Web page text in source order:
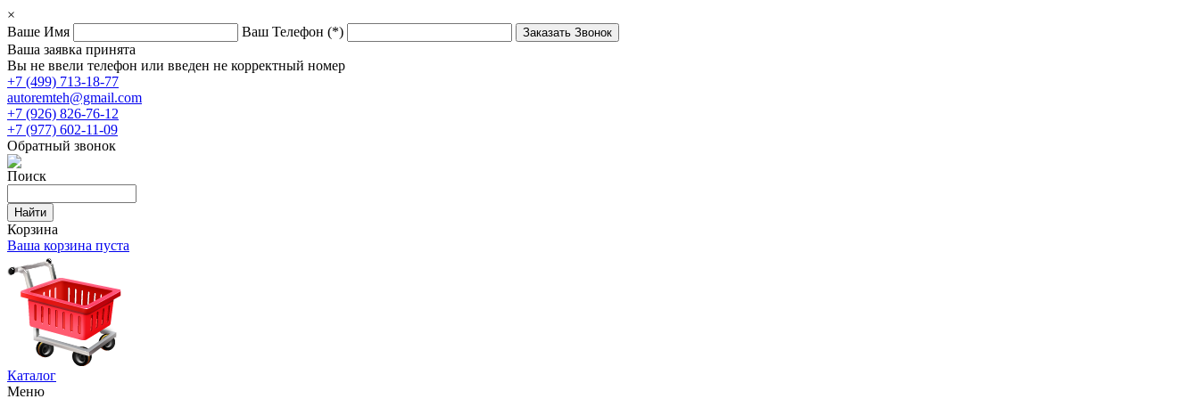
×
Ваше Имя
Ваш Телефон (*)
Ваша заявка принята
Вы не ввели телефон или введен не корректный номер
+7 (499) 713-18-77
autoremteh@gmail.com
+7 (926) 826-76-12
+7 (977) 602-11-09
Обратный звонок
Поиск
Корзина
Ваша корзина пуста
Каталог
Меню